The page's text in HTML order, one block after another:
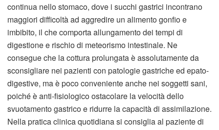
continua nello stomaco, dove i succhi gastrici incontrano
maggiori difficoltà ad aggredire un alimento gonfio e
imbibito, il che comporta allungamento dei tempi di
digestione e rischio di meteorismo intestinale. Ne
consegue che la cottura prolungata è assolutamente da
sconsigliare nei pazienti con patologie gastriche ed epato-
digestive, ma è poco conveniente anche nei soggetti sani,
poiché è anti-fisiologico ostacolare la velocità dello
svuotamento gastrico e ridurre la capacità di assimilazione.
Nella pratica clinica quotidiana si consiglia al paziente di